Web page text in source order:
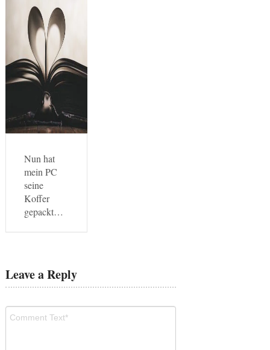
Nun hat
mein PC
seine
Koffer
gepackt…
Leave a Reply